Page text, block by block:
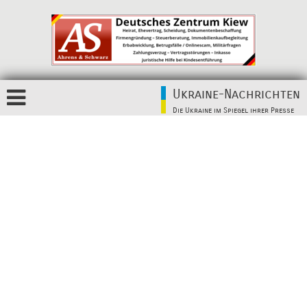
Ukraine-Nachrichten
Die Ukraine im Spiegel ihrer Presse